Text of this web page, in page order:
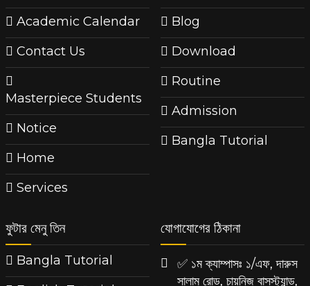
Academic Calendar
Contact Us
Masterpiece Students
Notice
Home
Services
Blog
Download
Routine
Admission
Bangla Tutorial
ফুটার মেনু তিন
Bangla Tutorial
যোগাযোগের ঠিকানা
✅ ১ম ক্যাম্পাসঃ ১/এফ, দারুস
সালাম রোড, চায়নিজ বাসস্ট্যান্ড,